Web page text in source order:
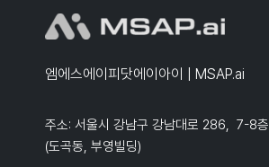
엠에스에이피닷에이아이 | MSAP.ai
주소: 서울시 강남구 강남대로 286, 7-8층
(도곡동, 부영빌딩)